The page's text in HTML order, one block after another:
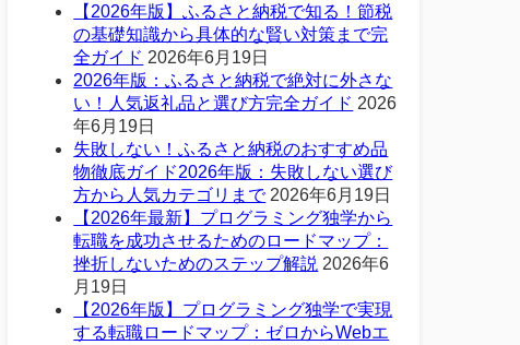
【2026年版】ふるさと納税で知る！節税
の基礎知識から具体的な賢い対策まで完
全ガイド 2026年6月19日
2026年版：ふるさと納税で絶対に外さな
い！人気返礼品と選び方完全ガイド 2026
年6月19日
失敗しない！ふるさと納税のおすすめ品
物徹底ガイド2026年版：失敗しない選び
方から人気カテゴリまで 2026年6月19日
【2026年最新】プログラミング独学から
転職を成功させるためのロードマップ：
挫折しないためのステップ解説 2026年6
月19日
【2026年版】プログラミング独学で実現
する転職ロードマップ：ゼロからWebエ